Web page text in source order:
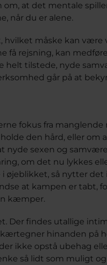
at det mentale
når du er alene.
hvilket måske kan
få rejsning, kan
helt tilstede, nyde
går på at
fokus fra manglende
den hård, eller om
nyde sexen og
om det nu lykkes
i øjeblikket, så nytter
at kampen er tabt,
kæmper.
Der findes utallige
hinanden på
ikke opstå ubehag
så lidt som muligt